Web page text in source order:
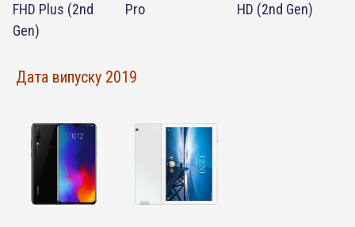
FHD Plus (2nd
Gen)
Pro
HD (2nd Gen)
Дата випуску 2019